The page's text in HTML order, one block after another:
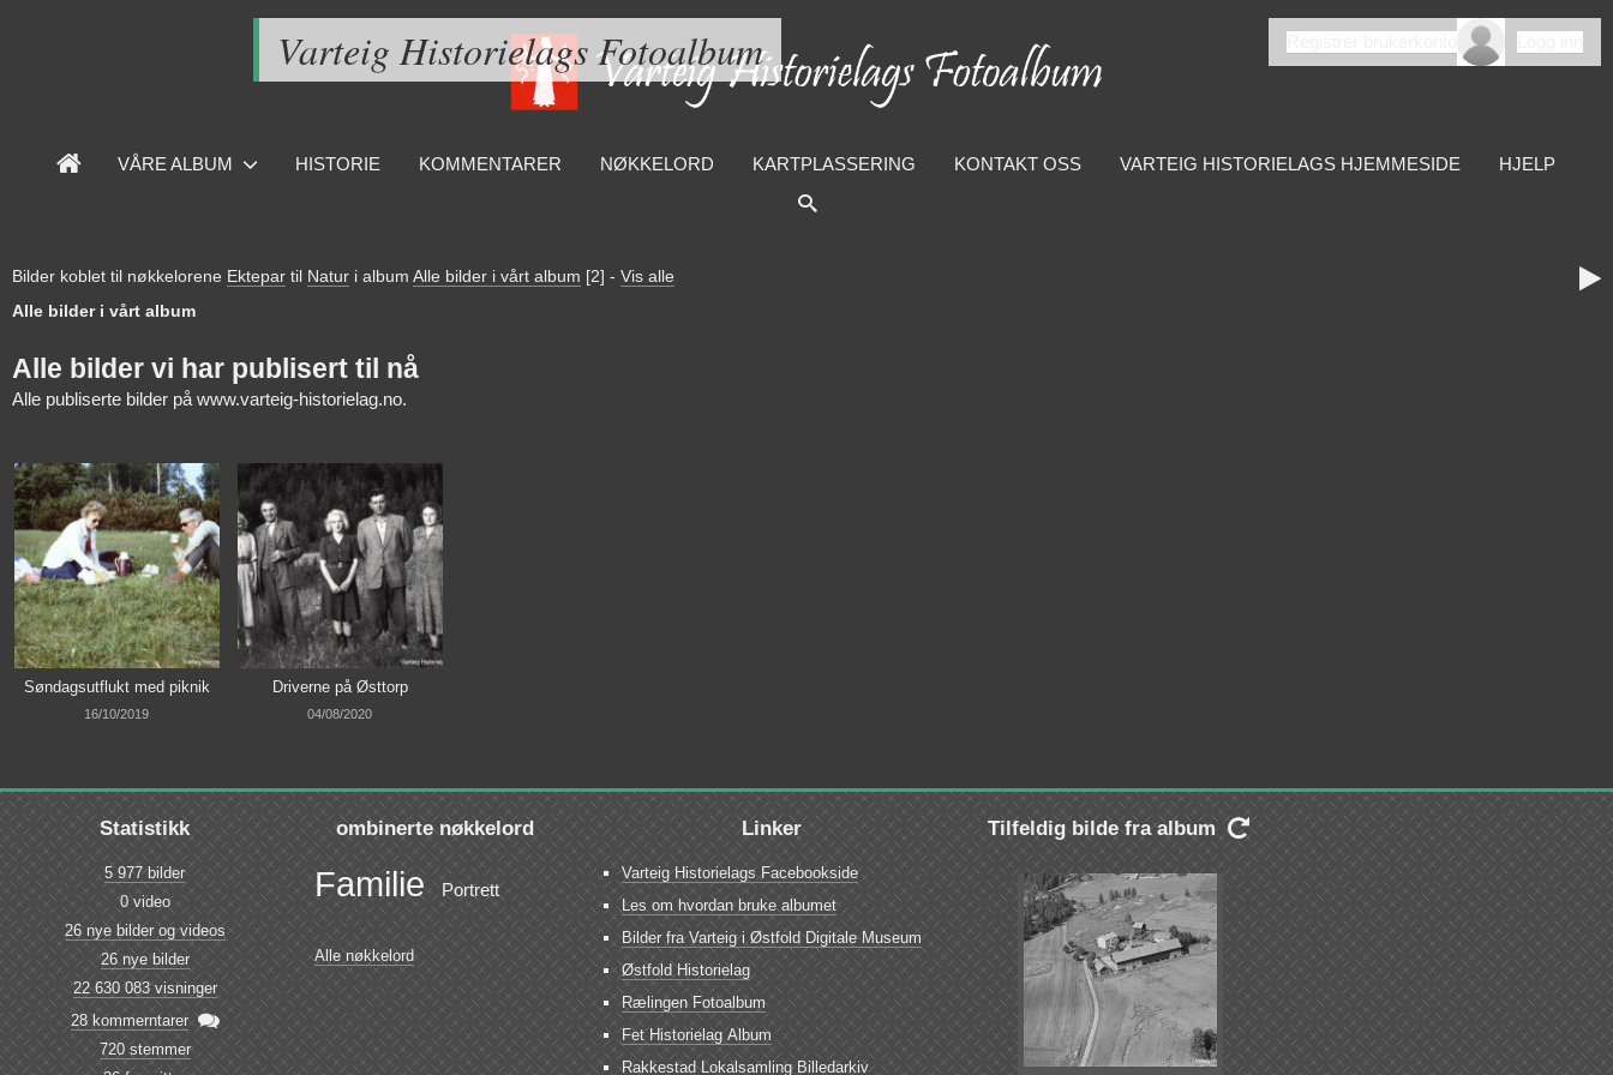
Varteig Historielags Fotoalbum
VÅRE ALBUM HISTORIE KOMMENTARER NØKKELORD KARTPLASSERING KONTAKT OSS VARTEIG HISTORIELAGS HJEMMESIDE HJELP
Bilder koblet til nøkkelorene Ektepar til Natur i album Alle bilder i vårt album [2] - Vis alle
Alle bilder i vårt album

Alle bilder vi har publisert til nå
Alle publiserte bilder på www.varteig-historielag.no.
Søndagsutflukt med piknik
16/10/2019
Driverne på Østtorp
04/08/2020
Statistikk
5 977 bilder
0 video
26 nye bilder og videos
26 nye bilder
22 630 083 visninger
28 kommerntarer 
720 stemmer
ombinerte nøkkelord
Familie Portrett
Alle nøkkelord
Linker
Varteig Historielags Facebookside
Les om hvordan bruke albumet
Bilder fra Varteig i Østfold Digitale Museum
Østfold Historielag
Rælingen Fotoalbum
Fet Historielag Album
Rakkestad Lokalsamling Billedarkiv
Tilfeldig bilde fra album 